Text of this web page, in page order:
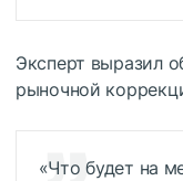
Эксперт выразил
рыночной
«Что будет на